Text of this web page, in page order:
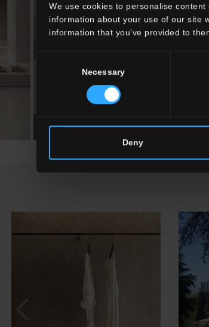
We use cookies to personalise
information about your use of our site
information that you’ve provided to
Necessary
Deny